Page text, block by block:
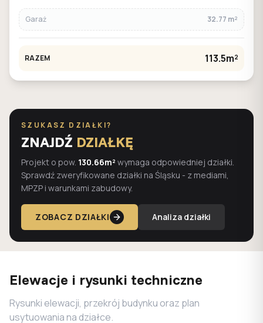
Garaż 32.77 m²
RAZEM 113.5m²
SZUKASZ DZIAŁKI?
ZNAJDŹ DZIAŁKĘ
Projekt o pow. 130.66m² wymaga odpowiedniej działki.
Sprawdź zweryfikowane działki na Śląsku - z mediami,
MPZP i warunkami zabudowy.
ZOBACZ DZIAŁKI Analiza działki
Elewacje i rysunki techniczne
Rysunki elewacji, przekrój budynku oraz plan
usytuowania na działce.